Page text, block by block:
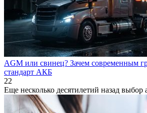
AGM или свинец? Зачем современным
стандарт АКБ
22
Еще несколько десятилетий назад выбор